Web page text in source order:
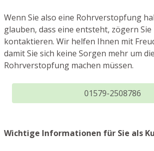
Wenn Sie also eine Rohrverstopfung
glauben, dass eine entsteht, zögern
kontaktieren. Wir helfen Ihnen mit
damit Sie sich keine Sorgen mehr um
Rohrverstopfung machen müssen.
01579-2508786
Wichtige Informationen für Sie als